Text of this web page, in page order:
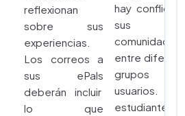
reflexionan
sobre sus
experiencias.
Los correos a
sus ePals
deberán incluir
lo que
hay conflicto
sus
comunidades
entre
grupos
usuarios.
estudiantes